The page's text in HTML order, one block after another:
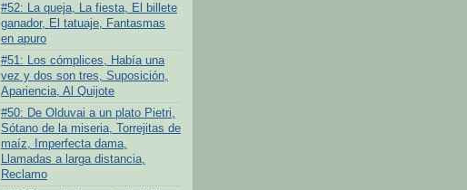
#52: La queja, La fiesta, El billete
ganador, El tatuaje, Fantasmas
en apuro
#51: Los cómplices, Había una
vez y dos son tres, Suposición,
Apariencia, Al Quijote
#50: De Olduvai a un plato Pietri,
Sótano de la miseria, Torrejitas de
maíz, Imperfecta dama,
Llamadas a larga distancia,
Reclamo